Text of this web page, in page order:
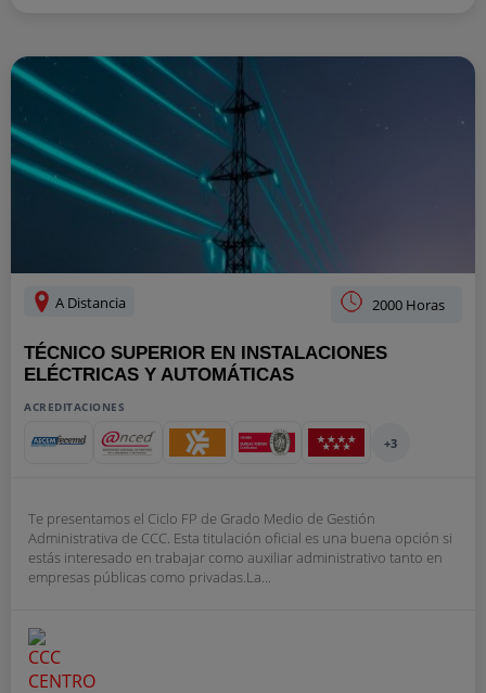
A Distancia 2000 Horas
TÉCNICO SUPERIOR EN INSTALACIONES
ELÉCTRICAS Y AUTOMÁTICAS
ACREDITACIONES
+3
Te presentamos el Ciclo FP de Grado Medio de Gestión
Administrativa de CCC. Esta titulación oficial es una buena opción si
estás interesado en trabajar como auxiliar administrativo tanto en
empresas públicas como privadas.La...